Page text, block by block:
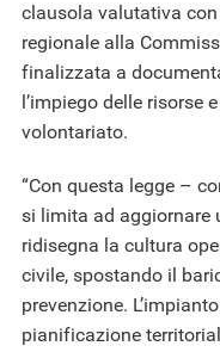
clausola valutativa
regionale alla
finalizzata a
l’impiego delle risorse
volontariato.
“Con questa legge –
si limita ad aggiornare
ridisegna la cultura
civile, spostando il
prevenzione.
pianificazione